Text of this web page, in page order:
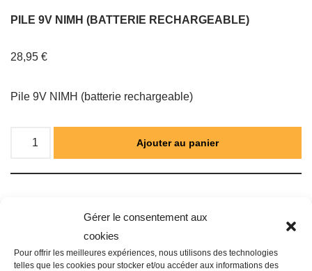
Gérer le consentement aux
cookies
Pour offrir les meilleures expériences, nous utilisons des technologies
telles que les cookies pour stocker et/ou accéder aux informations des
PILE 9V NIMH (BATTERIE RECHARGEABLE)
28,95 €
Pile 9V NIMH (batterie rechargeable)
Ajouter au panier